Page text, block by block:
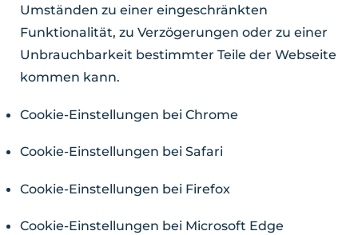
Umständen zu einer eingeschränkten
Funktionalität, zu Verzögerungen oder zu einer
Unbrauchbarkeit bestimmter Teile der Webseite
kommen kann.
Cookie-Einstellungen bei Chrome
Cookie-Einstellungen bei Safari
Cookie-Einstellungen bei Firefox
Cookie-Einstellungen bei Microsoft Edge